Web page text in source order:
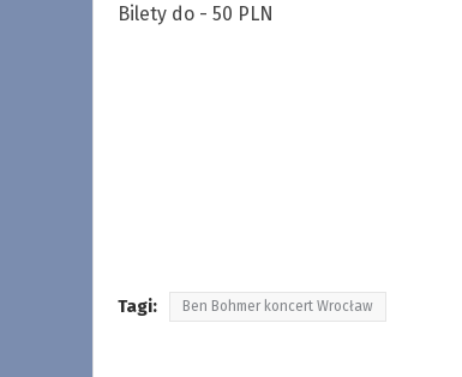
Bilety do - 50 PLN
Tagi: Ben Bohmer koncert Wrocław